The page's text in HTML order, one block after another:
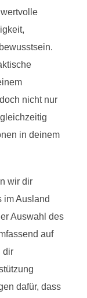
nicht nur
in deinem
wir dir
im Ausland
Auswahl des
auf
dir
dafür, dass